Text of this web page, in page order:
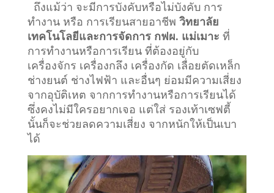
ถึงแม้ว่า จะมีการบังคับหรือไม่บังคับ การ
ทำงาน หรือ การเรียนสายอาชีพ วิทยาลัย
เทคโนโลยีและการจัดการ กฟผ. แม่เมาะ ที่
การทำงานหรือการเรียน ที่ต้องอยู่กับ
เครื่องจักร เครื่องกลึง เครื่องกัด เลื่อยตัดเหล็ก
ช่างยนต์ ช่างไฟฟ้า และอื่นๆ ย่อมมีความเสี่ยง
จากอุบัติเหต จากการทำงานหรือการเรียนได้
ซึ่งคงไม่มีใครอยากเจอ แต่ใส่ รองเท้าเซฟตี้
นั้นก็จะช่วยลดความเสี่ยง จากหนักให้เป็นเบา
ได้